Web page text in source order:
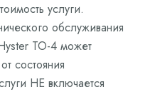
услуги.
обслуживания
ТО-4 может
состояния
НЕ включается